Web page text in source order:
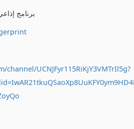
برنامج
UCNJFyr115RiKjY3VMTrIl5g?